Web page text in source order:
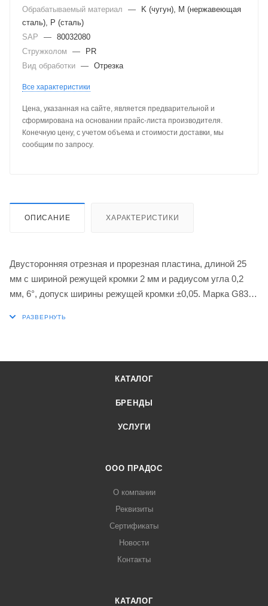
Обрабатываемый материал
—
K (чугун), M (нержавеющая
сталь), P (сталь)
SAP
— 80032080
Стружколом
—
PR
Вид обработки — Отрезка
Все характеристики
Цена, указанная на сайте, является предварительной и
сформирована на основании прайс-листа производителя.
Конечную цену, с учетом объема и стоимости доставки, мы
сообщим по запросу.
ОПИСАНИЕ ХАРАКТЕРИСТИКИ
Двусторонняя отрезная и прорезная пластина, длиной 25
мм с шириной режущей кромки 2 мм и радиусом угла 0,2
мм, 6°, допуск ширины режущей кромки ±0,05. Марка G8330
КАТАЛОГ
БРЕНДЫ
УСЛУГИ
ООО ПРАДОС
О компании
Реквизиты
Сертификаты
Новости
Контакты
КАТАЛОГ